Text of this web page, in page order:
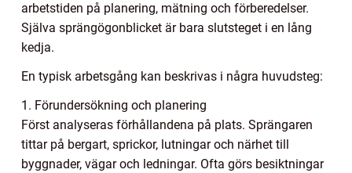
arbetstiden på planering, mätning och förberedelser.
Själva sprängögonblicket är bara slutsteget i en lång
kedja.
En typisk arbetsgång kan beskrivas i några huvudsteg:
1. Förundersökning och planering
Först analyseras förhållandena på plats. Sprängaren
tittar på bergart, sprickor, lutningar och närhet till
byggnader, vägar och ledningar. Ofta görs besiktningar